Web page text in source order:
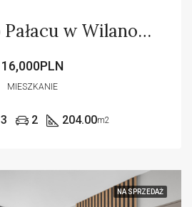
ENG | Blisko Pałacu w Wilanowie | Cisza i spokój
16,000PLN
MIESZKANIE
3 2 204.00m2
NA SPRZEDAŻ